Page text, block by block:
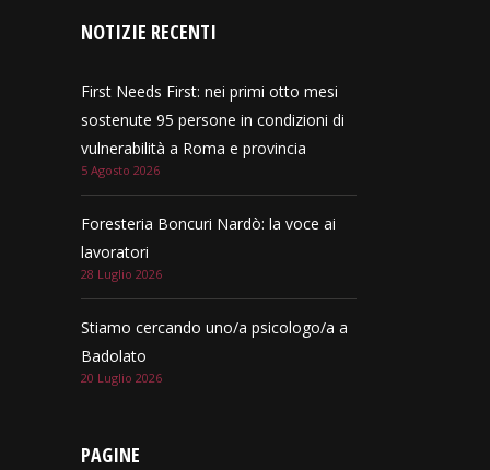
NOTIZIE RECENTI
First Needs First: nei primi otto mesi
sostenute 95 persone in condizioni di
vulnerabilità a Roma e provincia
5 Agosto 2026
Foresteria Boncuri Nardò: la voce ai
lavoratori
28 Luglio 2026
Stiamo cercando uno/a psicologo/a a
Badolato
20 Luglio 2026
PAGINE